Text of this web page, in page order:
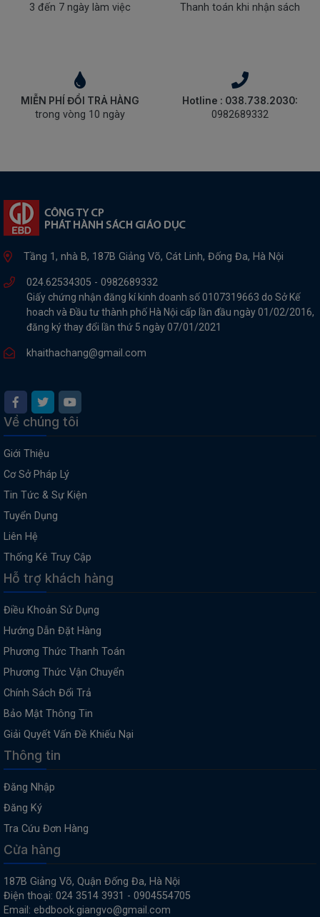
3 đến 7 ngày làm việc Thanh toán khi nhận sách
MIỄN PHÍ ĐỔI TRẢ HÀNG
trong vòng 10 ngày
Hotline : 038.738.2030:
0982689332
Tầng 1, nhà B, 187B Giảng Võ, Cát Linh, Đống Đa, Hà Nội
024.62534305 - 0982689332
Giấy chứng nhận đăng kí kinh doanh số 0107319663 do Sở Kế
hoach và Đầu tư thành phố Hà Nội cấp lần đầu ngày 01/02/2016,
đăng ký thay đổi lần thứ 5 ngày 07/01/2021
khaithachang@gmail.com
Về chúng tôi
Giới Thiệu
Cơ Sở Pháp Lý
Tin Tức & Sự Kiện
Tuyển Dụng
Liên Hệ
Thống Kê Truy Cập
Hỗ trợ khách hàng
Điều Khoản Sử Dụng
Hướng Dẫn Đặt Hàng
Phương Thức Thanh Toán
Phương Thức Vận Chuyển
Chính Sách Đổi Trả
Bảo Mật Thông Tin
Giải Quyết Vấn Đề Khiếu Nại
Thông tin
Đăng Nhập
Đăng Ký
Tra Cứu Đơn Hàng
Cửa hàng
187B Giảng Võ, Quận Đống Đa, Hà Nội
Điện thoại: 024 3514 3931 - 0904554705
Email: ebdbook.giangvo@gmail.com